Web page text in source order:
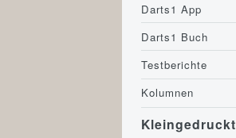
Darts1 App
Darts1 Buch
Testberichte
Kolumnen
Kleingedruckt